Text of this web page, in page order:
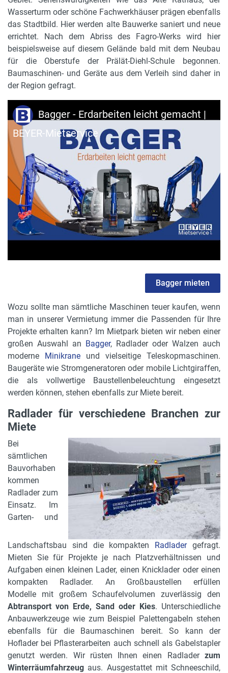
Wasserturm oder schöne Fachwerkhäuser prägen ebenfalls
das Stadtbild. Hier werden alte Bauwerke saniert und neue
errichtet. Nach dem Abriss des Fagro-Werks wird hier
beispielsweise auf diesem Gelände bald mit dem Neubau
für die Oberstufe der Prälät-Diehl-Schule begonnen.
Baumaschinen- und Geräte aus dem Verleih sind daher in
der Region gefragt.
Bagger - Erdarbeiten leicht gemacht |
BEYER-Mietservice
Bagger mieten
Wozu sollte man sämtliche Maschinen teuer kaufen, wenn
man in unserer Vermietung immer die Passenden für Ihre
Projekte erhalten kann? Im Mietpark bieten wir neben einer
großen Auswahl an Bagger, Radlader oder Walzen auch
moderne Minikrane und vielseitige Teleskopmaschinen.
Baugeräte wie Stromgeneratoren oder mobile Lichtgiraffen,
die als vollwertige Baustellenbeleuchtung eingesetzt
werden können, stehen ebenfalls zur Miete bereit.
Radlader für verschiedene Branchen zur
Miete
Bei
sämtlichen
Bauvorhaben
kommen
Radlader zum
Einsatz. Im
Garten- und
Landschaftsbau sind die kompakten Radladergefragt.
Mieten Sie für Projekte je nach Platzverhältnissen und
Aufgaben einen kleinen Lader, einen Knicklader oder einen
kompakten Radlader. An Großbaustellen erfüllen
Modelle mit großem Schaufelvolumen zuverlässig den
Abtransport von Erde, Sand oder Kies. Unterschiedliche
Anbauwerkzeuge wie zum Beispiel Palettengabeln stehen
ebenfalls für die Baumaschinen bereit. So kann der
Hoflader bei Pflasterarbeiten auch schnell als Gabelstapler
genutzt werden. Wir rüsten Ihnen einen Radlader zum
Winterräumfahrzeug aus. Ausgestattet mit Schneeschild,